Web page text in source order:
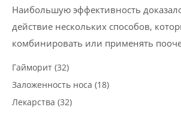
Наибольшую эффективность
действие нескольких способов,
комбинировать или применять
Гайморит (32)
Заложенность носа (18)
Лекарства (32)